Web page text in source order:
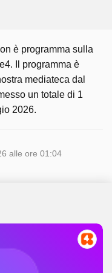
è programma sulla
Il programma è
mediateca dal
un totale di 1
2026.
alle ore 01:04